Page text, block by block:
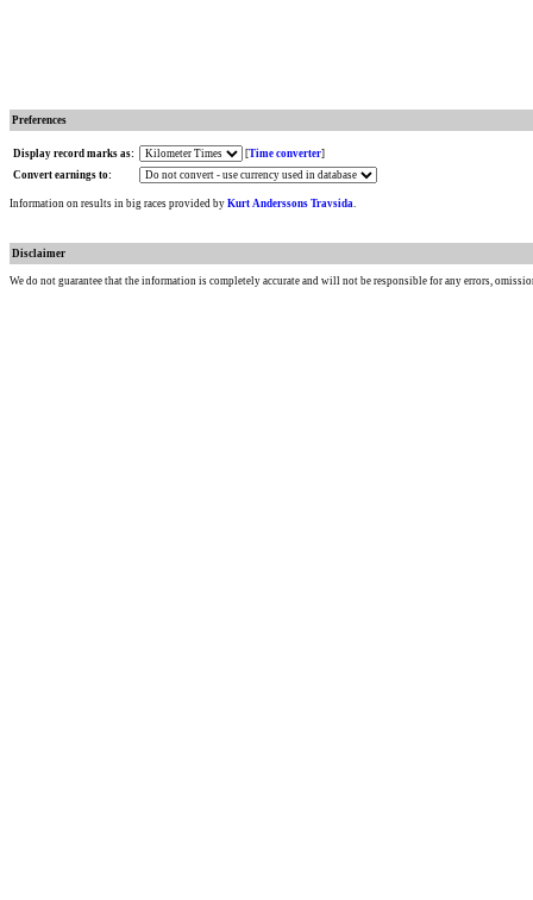
Preferences
Display record marks as: [Time converter]
Convert earnings to:
Information on results in big races provided by Kurt Anderssons Travsida.
Disclaimer
We do not guarantee that the information is completely accurate and will not be responsible for any errors,